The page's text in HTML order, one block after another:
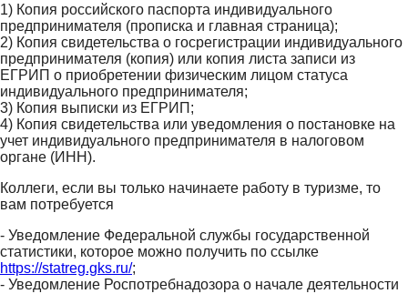
1) Копия российского паспорта индивидуального
предпринимателя (прописка и главная страница);
2) Копия свидетельства о госрегистрации индивидуального
предпринимателя (копия) или копия листа записи из
ЕГРИП о приобретении физическим лицом статуса
индивидуального предпринимателя;
3) Копия выписки из ЕГРИП;
4) Копия свидетельства или уведомления о постановке на
учет индивидуального предпринимателя в налоговом
органе (ИНН).
Коллеги, если вы только начинаете работу в туризме, то
вам потребуется
- Уведомление Федеральной службы государственной
статистики, которое можно получить по ссылке
https://statreg.gks.ru/;
- Уведомление Роспотребнадозора о начале деятельности